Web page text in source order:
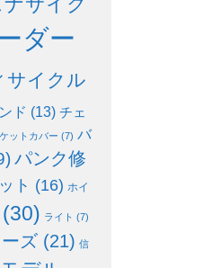
ダー
サイクル
ド (13) チェ
ットカバー (7) バ
パンク修
ト (16) ホイ
(30) ライト (7)
ズ (21) 信